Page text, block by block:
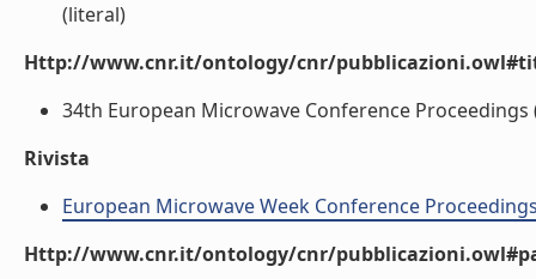
(literal)
Http://www.cnr.it/ontology/cnr/
34th European Microwave Conference Proceedings
Rivista
European Microwave Week Conference
Http://www.cnr.it/ontology/cnr/